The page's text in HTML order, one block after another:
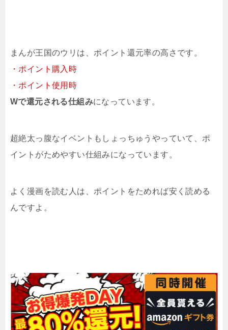
まんが王国のウリは、ポイント還元率の高さです。
・ポイント購入時
・ポイント使用時
Wで還元される仕組みになっています。
超絶太っ腹なイベントもしょっちゅうやっていて、ポ
イントがためやすい仕組みになっています。
よく漫画を読む人は、ポイントをためれば安く読める
んですよ。